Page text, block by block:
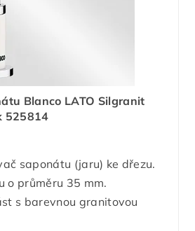
Blanco LATO Silgranit
525814
saponátu (jaru) ke dřezu.
o průměru 35 mm.
s barevnou granitovou